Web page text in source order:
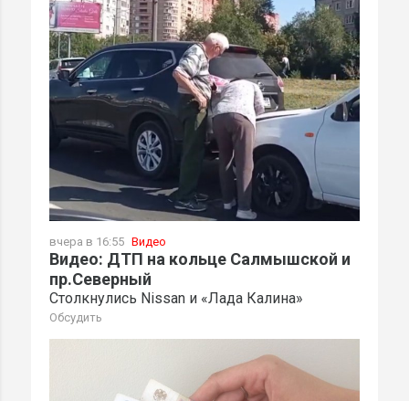
вчера в 16:55 Видео
Видео: ДТП на кольце Салмышской и
пр.Северный
Столкнулись Nissan и «Лада Калина»
Обсудить